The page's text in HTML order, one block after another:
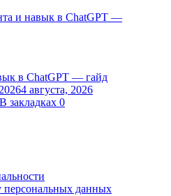
в ChatGPT — гайд
4 августа, 2026
В закладках 0
персональных данных